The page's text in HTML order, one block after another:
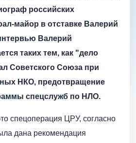
российских
майор в отставке Валерий
Валерий
таких тем, как "дело
Советского Союза при
НКО, предотвращение
спецслужб по НЛО.
спецоперация ЦРУ, согласно
дана рекомендация